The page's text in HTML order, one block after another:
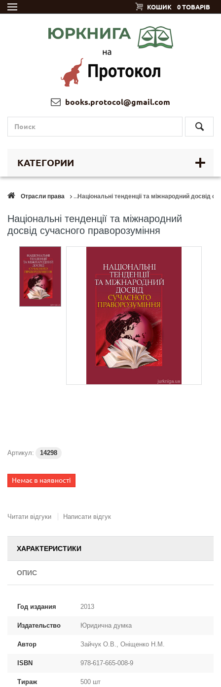
КОШИК 0 ТОВАРІВ
books.protocol@gmail.com
КАТЕГОРИИ
Отрасли права Національні тенденції та міжнародний досвід
Національні тенденції та міжнародний
досвід сучасного праворозуміння
Артикул: 14298
Немає в наявності
Читати відгуки Написати відгук
ХАРАКТЕРИСТИКИ
ОПИС
Год издания 2013
Издательство Юридична думка
Автор Зайчук О.В., Оніщенко Н.М.
ISBN 978-617-665-008-9
Тираж 500 шт